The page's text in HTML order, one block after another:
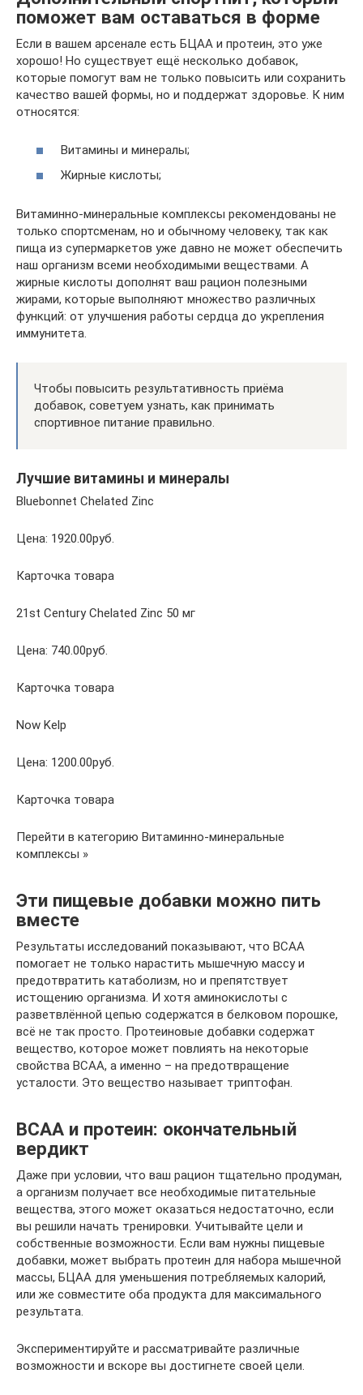
поможет вам оставаться в форме
Если в вашем арсенале есть БЦАА и протеин, это уже
хорошо! Но существует ещё несколько добавок,
которые помогут вам не только повысить или сохранить
качество вашей формы, но и поддержат здоровье. К ним
относятся:
Витамины и минералы;
Жирные кислоты;
Витаминно-минеральные комплексы рекомендованы не
только спортсменам, но и обычному человеку, так как
пища из супермаркетов уже давно не может обеспечить
наш организм всеми необходимыми веществами. А
жирные кислоты дополнят ваш рацион полезными
жирами, которые выполняют множество различных
функций: от улучшения работы сердца до укрепления
иммунитета.
Чтобы повысить результативность приёма
добавок, советуем узнать, как принимать
спортивное питание правильно.
Лучшие витамины и минералы
Bluebonnet Chelated Zinc
Цена: 1920.00руб.
Карточка товара
21st Century Chelated Zinc 50 мг
Цена: 740.00руб.
Карточка товара
Now Kelp
Цена: 1200.00руб.
Карточка товара
Перейти в категорию Витаминно-минеральные
комплексы »
Эти пищевые добавки можно пить
вместе
Результаты исследований показывают, что BCAA
помогает не только нарастить мышечную массу и
предотвратить катаболизм, но и препятствует
истощению организма. И хотя аминокислоты с
разветвлённой цепью содержатся в белковом порошке,
всё не так просто. Протеиновые добавки содержат
вещество, которое может повлиять на некоторые
свойства BCAA, а именно – на предотвращение
усталости. Это вещество называет триптофан.
ВСАА и протеин: окончательный
вердикт
Даже при условии, что ваш рацион тщательно продуман,
а организм получает все необходимые питательные
вещества, этого может оказаться недостаточно, если
вы решили начать тренировки. Учитывайте цели и
собственные возможности. Если вам нужны пищевые
добавки, может выбрать протеин для набора мышечной
массы, БЦАА для уменьшения потребляемых калорий,
или же совместите оба продукта для максимального
результата.
Экспериментируйте и рассматривайте различные
возможности и вскоре вы достигнете своей цели.